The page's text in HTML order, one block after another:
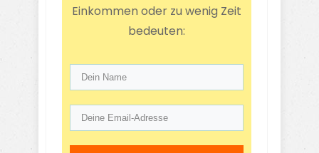
Einkommen oder zu wenig Zeit
bedeuten: